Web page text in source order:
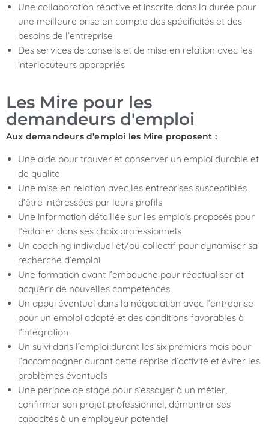
Une collaboration réactive et inscrite dans la durée pour
une meilleure prise en compte des spécificités et des
besoins de l’entreprise
Des services de conseils et de mise en relation avec les
interlocuteurs appropriés
Les Mire pour les
demandeurs d'emploi
Aux demandeurs d’emploi les Mire proposent :
Une aide pour trouver et conserver un emploi durable et
de qualité
Une mise en relation avec les entreprises susceptibles
d’être intéressées par leurs profils
Une information détaillée sur les emplois proposés pour
l’éclairer dans ses choix professionnels
Un coaching individuel et/ou collectif pour dynamiser sa
recherche d’emploi
Une formation avant l’embauche pour réactualiser et
acquérir de nouvelles compétences
Un appui éventuel dans la négociation avec l’entreprise
pour un emploi adapté et des conditions favorables à
l’intégration
Un suivi dans l’emploi durant les six premiers mois pour
l’accompagner durant cette reprise d’activité et éviter les
problèmes éventuels
Une période de stage pour s’essayer à un métier,
confirmer son projet professionnel, démontrer ses
capacités à un employeur potentiel